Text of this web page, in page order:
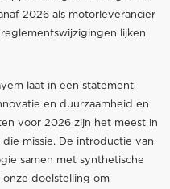
2026 als motorleverancier
lijken
laat in een statement
en duurzaamheid en
voor 2026 zijn het meest in
missie. De introductie van
samen met synthetische
doelstelling om